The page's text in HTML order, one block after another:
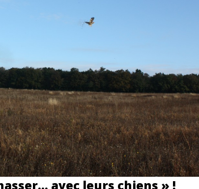
avec leurs chiens » !